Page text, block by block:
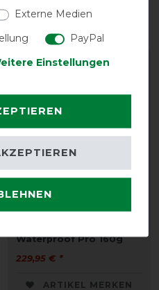
für dich
Neu
Kentucky Horsewear
Waterproof Pro 160g
229,95 € *
ARTIKEL MERKEN
Externe Medien
PayPal
Einstellungen